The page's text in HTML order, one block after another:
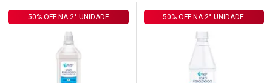
Prateleira
50% OFF NA 2° UNIDADE 50% OFF NA 2° UNIDADE